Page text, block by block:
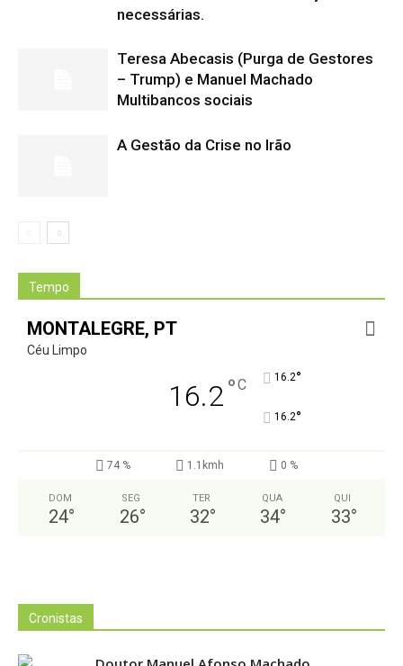
necessárias.
Teresa Abecasis (Purga de Gestores
– Trump) e Manuel Machado
Multibancos sociais
A Gestão da Crise no Irão
Tempo
MONTALEGRE, PT
Céu Limpo
16.2°C 16.2°
16.2°
74 % 1.1kmh 0 %
DOM
24°
SEG
26°
TER
32°
QUA
34°
QUI
33°
Cronistas